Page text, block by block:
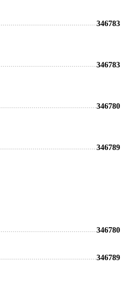
346783
346783
346780
346789
346780
346789